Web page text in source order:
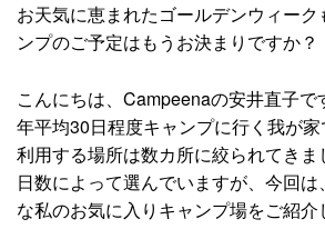
お天気に恵まれたゴールデンウィー
ンプのご予定はもうお決まりですか？
こんにちは、Campeenaの安井直子で
年平均30日程度キャンプに行く我が
利用する場所は数カ所に絞られてきま
日数によって選んでいますが、今回は
な私のお気に入りキャンプ場をご紹介